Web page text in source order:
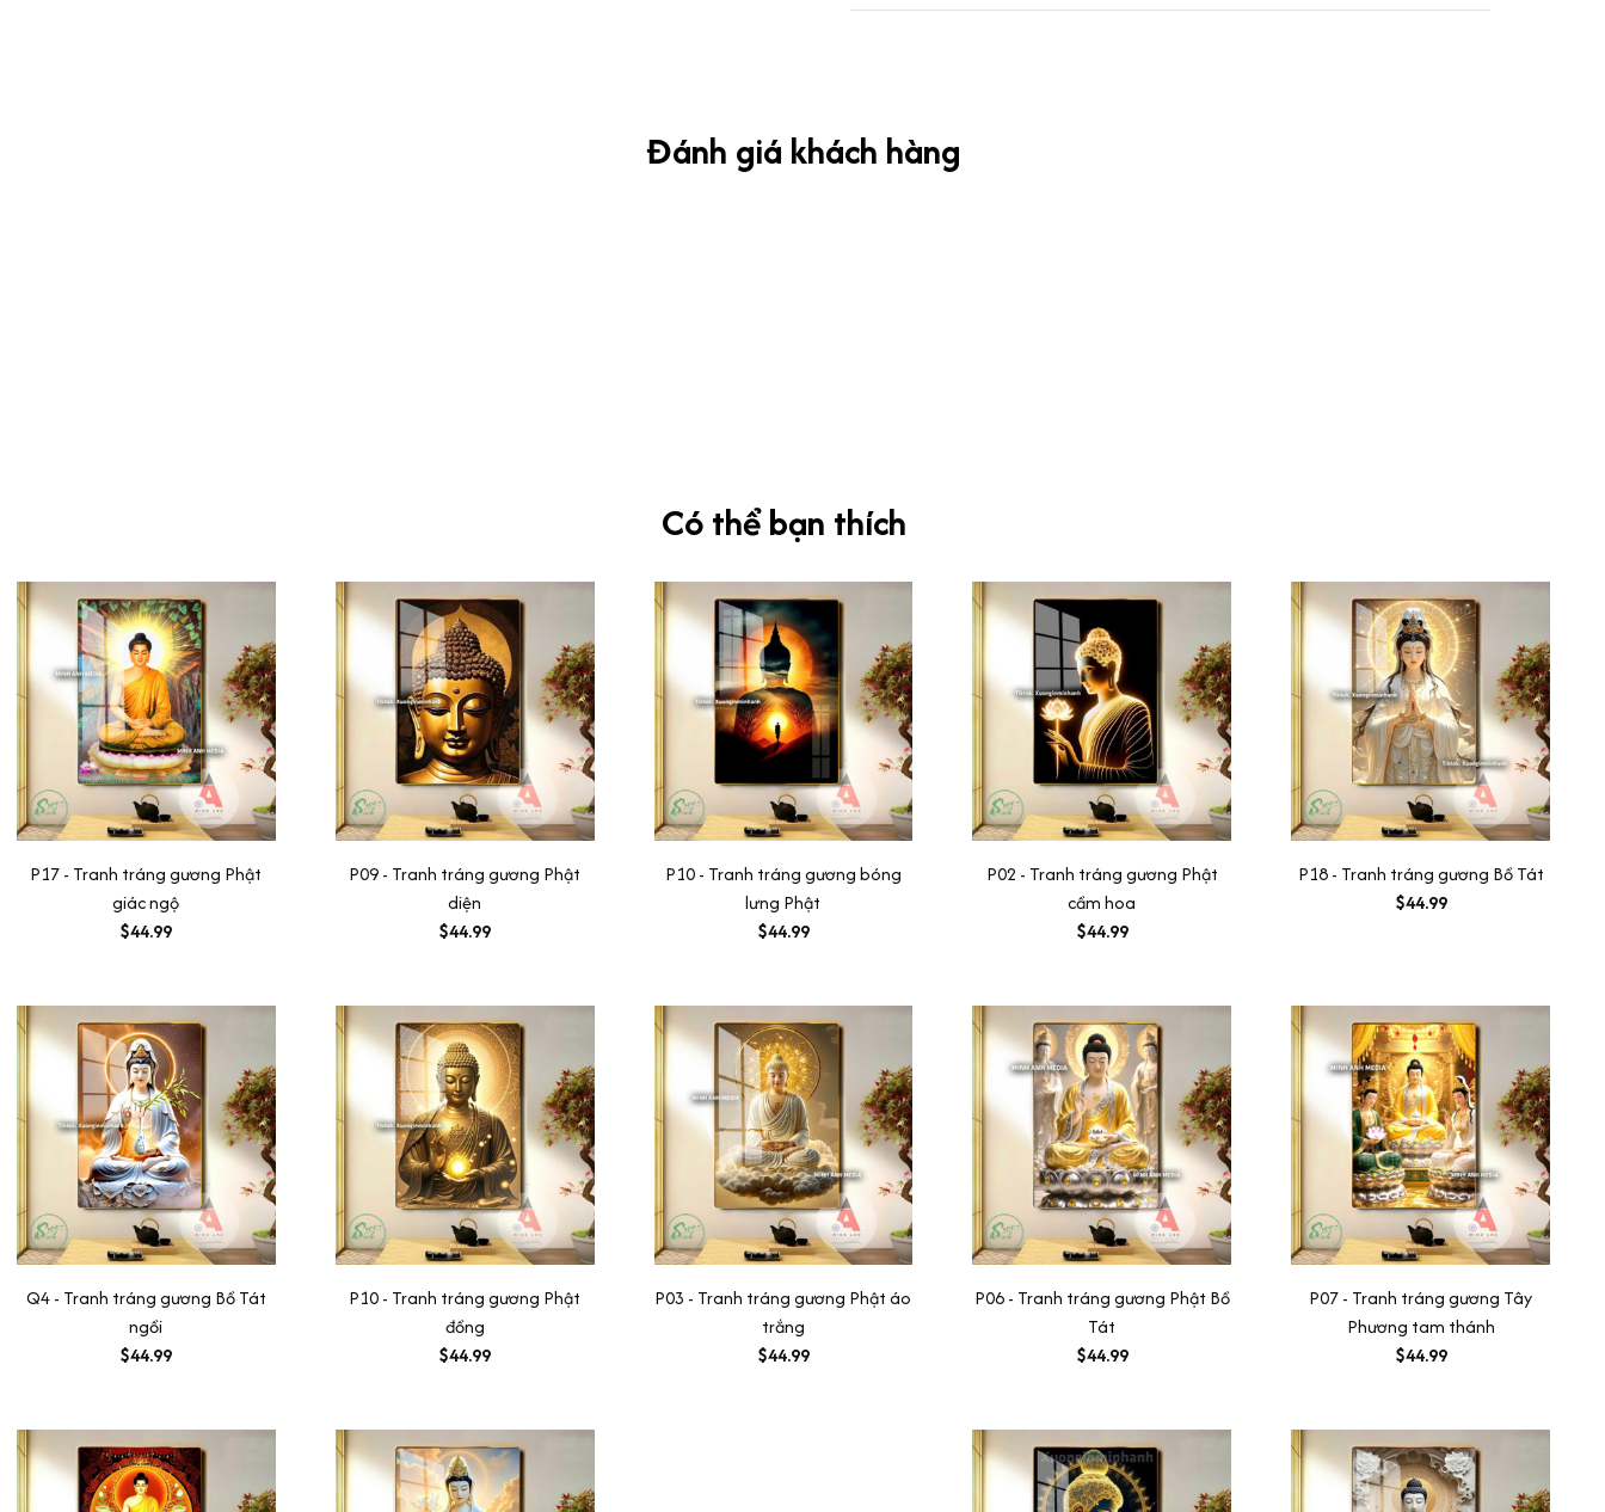
Đánh giá khách hàng
Có thể bạn thích
P17 - Tranh tráng gương Phật
giác ngộ
$44.99
P09 - Tranh tráng gương Phật
diện
$44.99
P10 - Tranh tráng gương bóng
lưng Phật
$44.99
P02 - Tranh tráng gương Phật
cầm hoa
$44.99
P18 - Tranh tráng gương Bồ Tát
$44.99
Q4 - Tranh tráng gương Bồ Tát
ngồi
$44.99
P10 - Tranh tráng gương Phật
đồng
$44.99
P03 - Tranh tráng gương Phật áo
trắng
$44.99
P06 - Tranh tráng gương Phật Bồ
Tát
$44.99
P07 - Tranh tráng gương Tây
Phương tam thánh
$44.99